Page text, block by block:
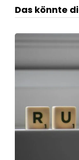
Das könnte